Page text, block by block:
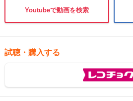
Youtubeで動画を検索
試聴・購入する